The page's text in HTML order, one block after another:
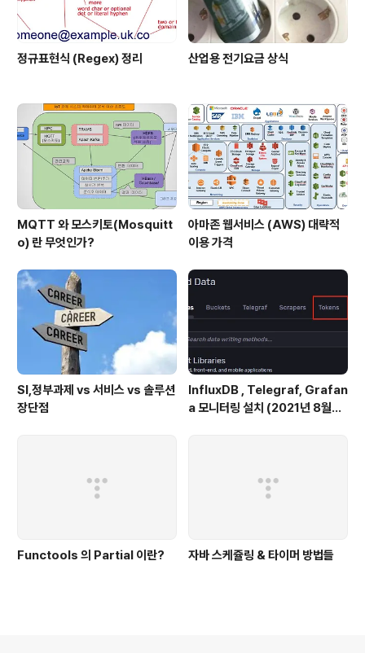
정규표현식 (Regex) 정리 산업용 전기요금 상식
MQTT 와 모스키토(Mosquitt
o) 란 무엇인가?
아마존 웹서비스 (AWS) 대략적
이용 가격
SI,정부과제 vs 서비스 vs 솔루션
장단점
InfluxDB , Telegraf, Grafan
a 모니터링 설치 (2021년 8월기
Functools 의 Partial 이란? 자바 스케쥴링 & 타이머 방법들